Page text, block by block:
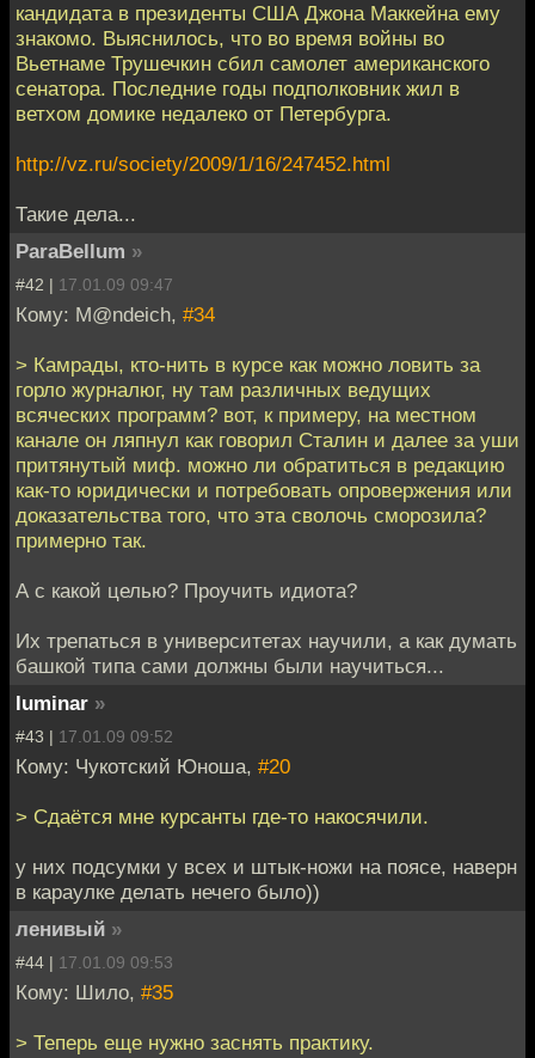
кандидата в президенты США Джона Маккейна ему
знакомо. Выяснилось, что во время войны во
Вьетнаме Трушечкин сбил самолет американского
сенатора. Последние годы подполковник жил в
ветхом домике недалеко от Петербурга.
http://vz.ru/society/2009/1/16/247452.html
Такие дела...
ParaBellum »
#42 | 17.01.09 09:47
Кому: M@ndeich, #34
> Камрады, кто-нить в курсе как можно ловить за
горло журналюг, ну там различных ведущих
всяческих программ? вот, к примеру, на местном
канале он ляпнул как говорил Сталин и далее за уши
притянутый миф. можно ли обратиться в редакцию
как-то юридически и потребовать опровержения или
доказательства того, что эта сволочь сморозила?
примерно так.
А с какой целью? Проучить идиота?
Их трепаться в университетах научили, а как думать
башкой типа сами должны были научиться...
luminar »
#43 | 17.01.09 09:52
Кому: Чукотский Юноша, #20
> Сдаётся мне курсанты где-то накосячили.
у них подсумки у всех и штык-ножи на поясе, наверн
в караулке делать нечего было))
ленивый »
#44 | 17.01.09 09:53
Кому: Шило, #35
> Теперь еще нужно заснять практику.